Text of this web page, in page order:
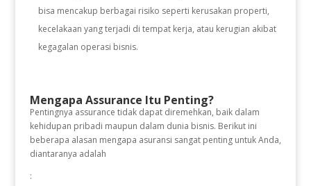
bisa mencakup berbagai risiko seperti kerusakan properti,
kecelakaan yang terjadi di tempat kerja, atau kerugian akibat
kegagalan operasi bisnis.
Mengapa Assurance Itu Penting?
Pentingnya assurance tidak dapat diremehkan, baik dalam
kehidupan pribadi maupun dalam dunia bisnis. Berikut ini
beberapa alasan mengapa asuransi sangat penting untuk Anda,
diantaranya adalah
: